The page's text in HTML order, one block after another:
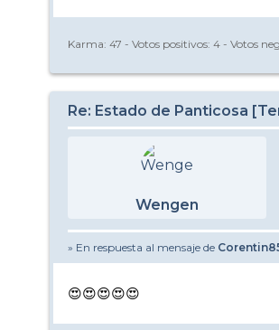
Karma: 47 - Votos positivos: 4 - Votos
Re: Estado de Panticosa
Wengen
» En respuesta al mensaje de
😍😍😍😍😍